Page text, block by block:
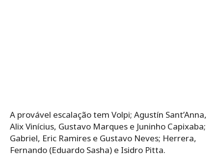
A provável escalação tem Volpi; Agustín Sant’Anna,
Alix Vinícius, Gustavo Marques e Juninho Capixaba;
Gabriel, Eric Ramires e Gustavo Neves; Herrera,
Fernando (Eduardo Sasha) e Isidro Pitta.